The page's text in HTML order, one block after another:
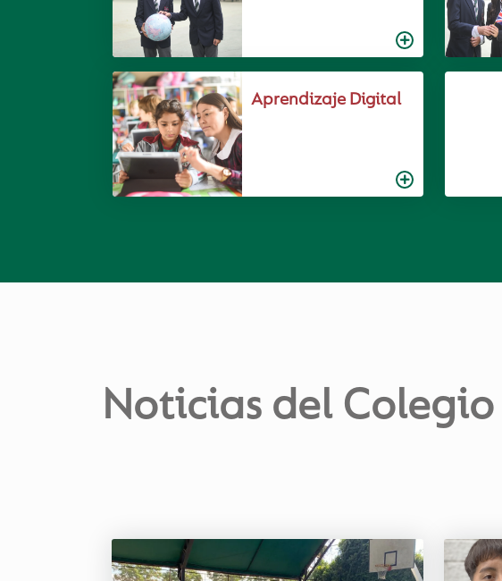
Aprendizaje Digital
Noticias del Colegio